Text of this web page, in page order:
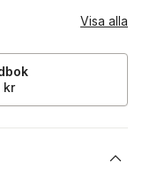
Visa alla
kr